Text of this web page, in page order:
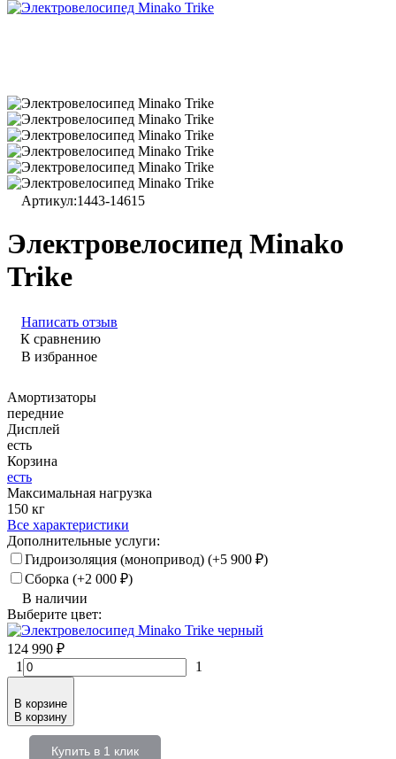
Артикул:1443-14615
Электровелосипед Minako
Trike
Написать отзыв
К сравнению
В избранное
Амортизаторы
передние
Дисплей
есть
Корзина
есть
Максимальная нагрузка
150 кг
Все характеристики
Дополнительные услуги:
Гидроизоляция (монопривод) (+5 900 ₽)
Сборка (+2 000 ₽)
В наличии
Выберите цвет:
черный
124 990 ₽
1
1
В корзине
В корзину
Купить в 1 клик